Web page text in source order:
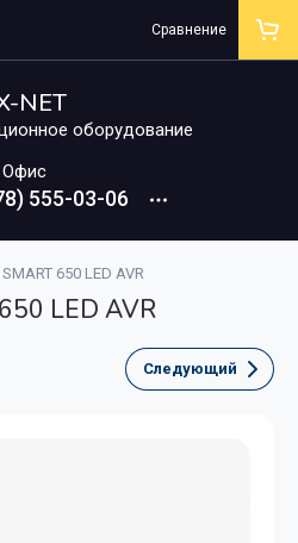
NET
оборудование
Офис
555-03-06
Сравнение
650 LED AVR
LED AVR
Следующий